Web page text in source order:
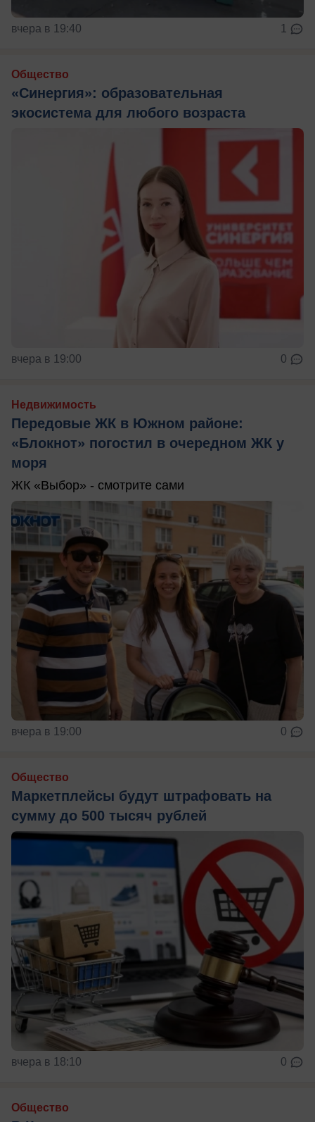
вчера в 19:40 1
Общество
«Синергия»: образовательная
экосистема для любого возраста
вчера в 19:00 0
Недвижимость
Передовые ЖК в Южном районе:
«Блокнот» погостил в очередном ЖК у
моря
ЖК «Выбор» - смотрите сами
вчера в 19:00 0
Общество
Маркетплейсы будут штрафовать на
сумму до 500 тысяч рублей
вчера в 18:10 0
Общество